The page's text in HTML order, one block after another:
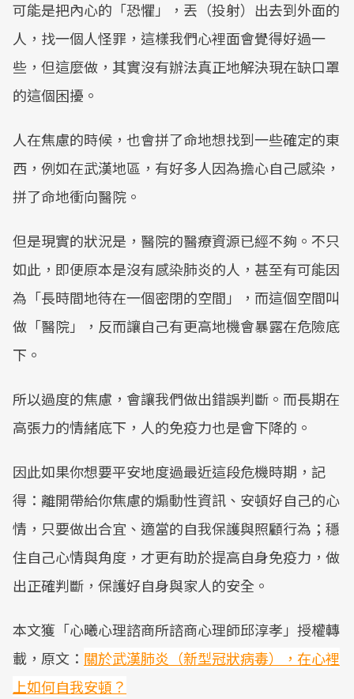
可能是把內心的「恐懼」，丟（投射）出去到外面的
人，找一個人怪罪，這樣我們心裡面會覺得好過一
些，但這麼做，其實沒有辦法真正地解決現在缺口罩
的這個困擾。
人在焦慮的時候，也會拼了命地想找到一些確定的東
西，例如在武漢地區，有好多人因為擔心自己感染，
拼了命地衝向醫院。
但是現實的狀況是，醫院的醫療資源已經不夠。不只
如此，即便原本是沒有感染肺炎的人，甚至有可能因
為「長時間地待在一個密閉的空間」，而這個空間叫
做「醫院」，反而讓自己有更高地機會暴露在危險底
下。
所以過度的焦慮，會讓我們做出錯誤判斷。而長期在
高張力的情緒底下，人的免疫力也是會下降的。
因此如果你想要平安地度過最近這段危機時期，記
得：離開帶給你焦慮的煽動性資訊、安頓好自己的心
情，只要做出合宜、適當的自我保護與照顧行為；穩
住自己心情與角度，才更有助於提高自身免疫力，做
出正確判斷，保護好自身與家人的安全。
本文獲「心曦心理諮商所諮商心理師邱淳孝」授權轉
載，原文： 關於武漢肺炎（新型冠狀病毒），在心裡
上如何自我安頓？